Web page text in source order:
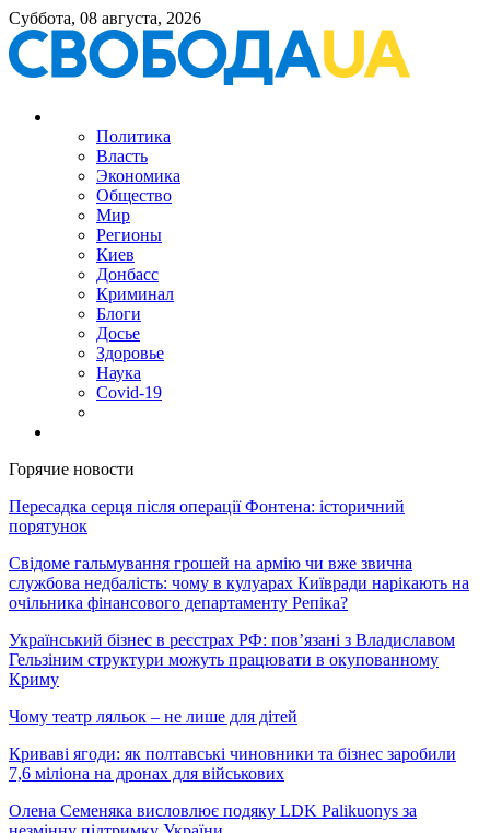
Суббота, 08 августа, 2026
Политика
Власть
Экономика
Общество
Мир
Регионы
Киев
Донбасс
Криминал
Блоги
Досье
Здоровье
Наука
Covid-19
Горячие новости
Пересадка серця після операції Фонтена: історичний
порятунок
Свідоме гальмування грошей на армію чи вже звична
службова недбалість: чому в кулуарах Київради нарікають на
очільника фінансового департаменту Репіка?
Український бізнес в реєстрах РФ: пов’язані з Владиславом
Гельзіним структури можуть працювати в окупованному
Криму
Чому театр ляльок – не лише для дітей
Криваві ягоди: як полтавські чиновники та бізнес заробили
7,6 міліона на дронах для військових
Олена Семеняка висловлює подяку LDK Palikuonys за